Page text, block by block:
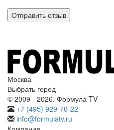
Москва
Выбрать город
© 2009 - 2026. Формула TV
+7 (495) 929-70-22
info@formulatv.ru